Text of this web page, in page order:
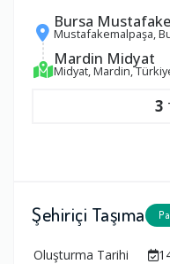
Bursa
Mustafakemalpaşa,
Mardin Midyat
Midyat, Mardin,
3
Şehiriçi Taşıma
Oluşturma Tarihi